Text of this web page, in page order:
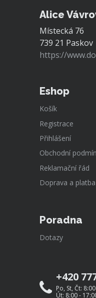
Alice
Místecká 76
739 21 Paskov
https://
Eshop
Košík
Registrace
Přihlášení
Obchodní
Reklamační řád
Doprava a platba
Poradna
Dotazy
+420
Po, St, Čt:
Út: 8:00 -